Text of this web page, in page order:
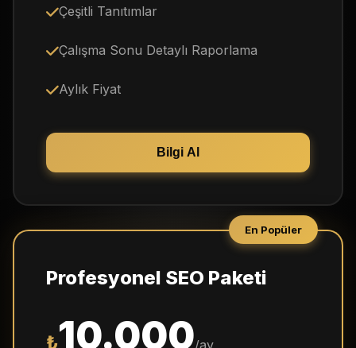
Çeşitli Tanıtımlar
Çalışma Sonu Detaylı Raporlama
Aylık Fiyat
Bilgi Al
En Popüler
Profesyonel SEO Paketi
₺10.000/ay